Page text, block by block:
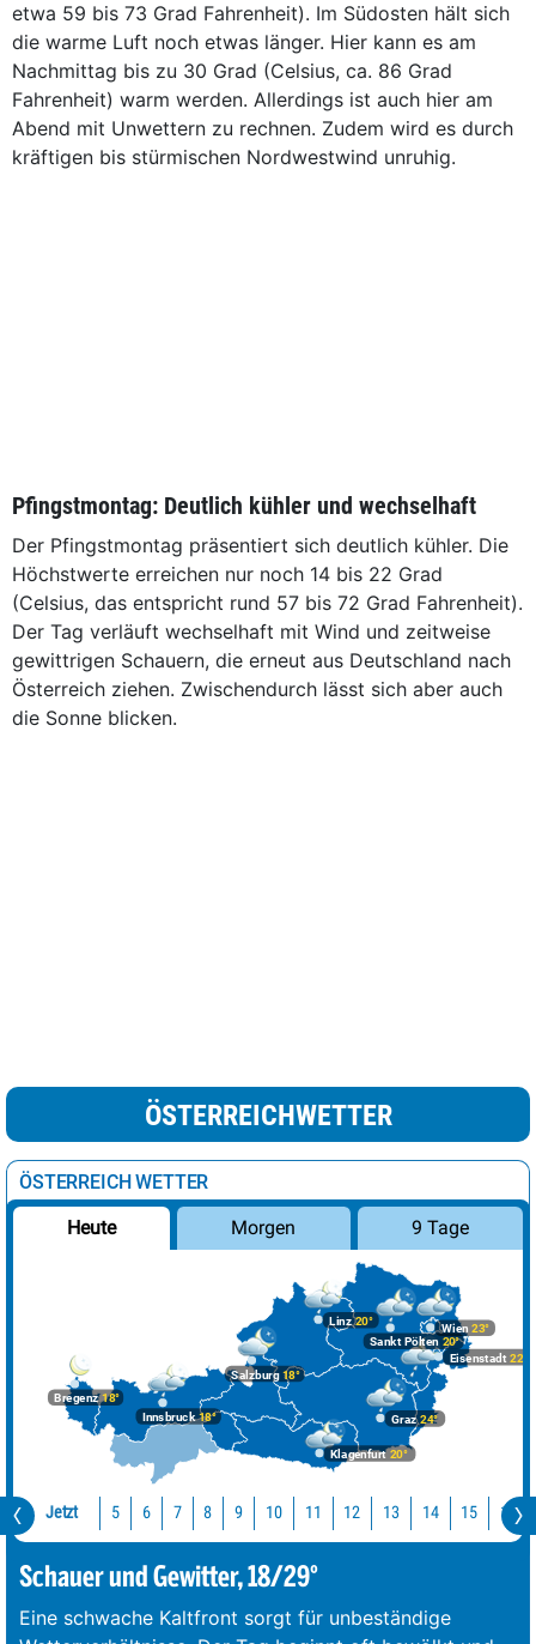
etwa 59 bis 73 Grad Fahrenheit). Im Südosten hält sich
die warme Luft noch etwas länger. Hier kann es am
Nachmittag bis zu 30 Grad (Celsius, ca. 86 Grad
Fahrenheit) warm werden. Allerdings ist auch hier am
Abend mit Unwettern zu rechnen. Zudem wird es durch
kräftigen bis stürmischen Nordwestwind unruhig.
Pfingstmontag: Deutlich kühler und wechselhaft
Der Pfingstmontag präsentiert sich deutlich kühler. Die
Höchstwerte erreichen nur noch 14 bis 22 Grad
(Celsius, das entspricht rund 57 bis 72 Grad Fahrenheit).
Der Tag verläuft wechselhaft mit Wind und zeitweise
gewittrigen Schauern, die erneut aus Deutschland nach
Österreich ziehen. Zwischendurch lässt sich aber auch
die Sonne blicken.
ÖSTERREICHWETTER
ÖSTERREICH WETTER
Heute Morgen 9 Tage
Bregenz18°
Graz24°
Innsbruck18°
Klagenfurt 20°
Linz20°
Salzburg18°
Wien 23°
Eisenstadt 22°
Sankt Pölten20°
Jetzt 5 6 7 8 9 10 11 12 13 14 15 16
Schauer und Gewitter, 18/29°
Eine schwache Kaltfront sorgt für unbeständige